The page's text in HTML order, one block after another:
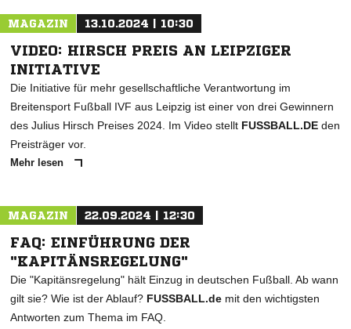
MAGAZIN 13.10.2024 | 10:30
VIDEO: HIRSCH PREIS AN LEIPZIGER
INITIATIVE
Die Initiative für mehr gesellschaftliche Verantwortung im
Breitensport Fußball IVF aus Leipzig ist einer von drei Gewinnern
des Julius Hirsch Preises 2024. Im Video stellt FUSSBALL.DE den
Preisträger vor.
Mehr lesen
MAGAZIN 22.09.2024 | 12:30
FAQ: EINFÜHRUNG DER
"KAPITÄNSREGELUNG"
Die "Kapitänsregelung" hält Einzug in deutschen Fußball. Ab wann
gilt sie? Wie ist der Ablauf? FUSSBALL.de mit den wichtigsten
Antworten zum Thema im FAQ.